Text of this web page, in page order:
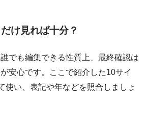
け見れば十分？
でも編集できる性質上、最終確認は
安心です。ここで紹介した10サイ
使い、表記や年などを照合しましょ